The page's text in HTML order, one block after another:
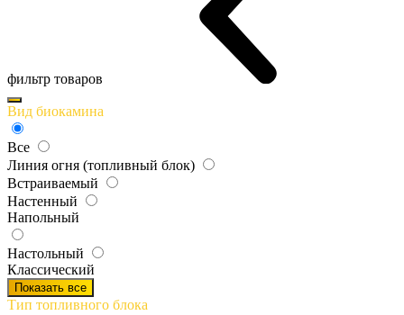
фильтр товаров
Вид биокамина
Все
Линия огня (топливный блок)
Встраиваемый
Настенный
Напольный
Настольный
Классический
Показать все
Тип топливного блока